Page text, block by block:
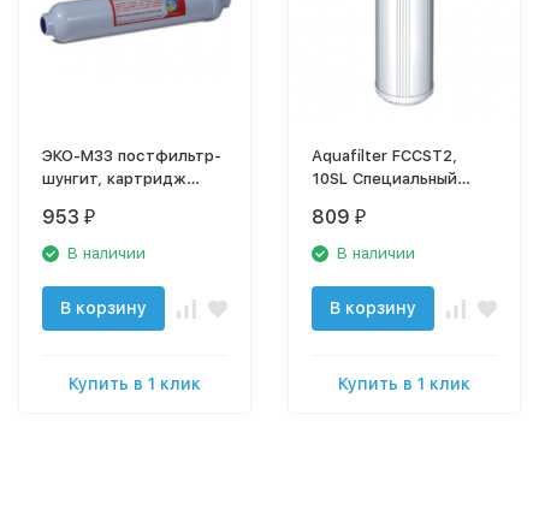
ЭКО-М33 постфильтр-
шунгит, картридж
953 ₽
В наличии
В корзину
Купить в 1 клик
Aquafilter FCCST2,
10SL Специальный
и обезжелезивающий,
со спец. гранулятом
809 ₽
В наличии
В корзину
Купить в 1 клик